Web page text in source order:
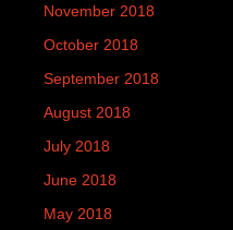
November 2018
October 2018
September 2018
August 2018
July 2018
June 2018
May 2018